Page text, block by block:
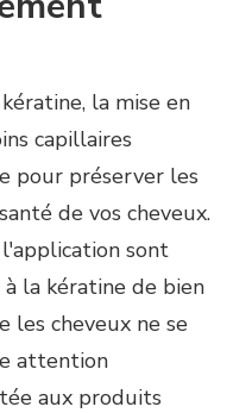
la mise en
capillaires
pour préserver les
de vos cheveux.
sont
la kératine de bien
les cheveux ne se
attention
aux produits